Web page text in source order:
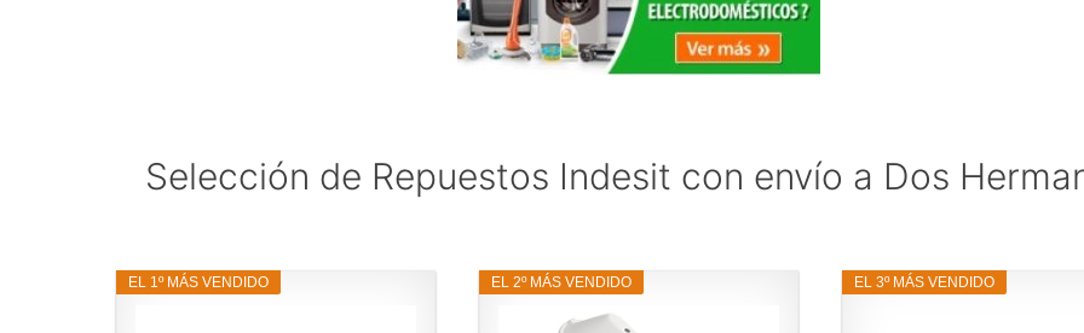
Selección de Repuestos Indesit con envío a Dos
EL 1º MÁS VENDIDO EL 2º MÁS VENDIDO EL 3º MÁS VENDIDO